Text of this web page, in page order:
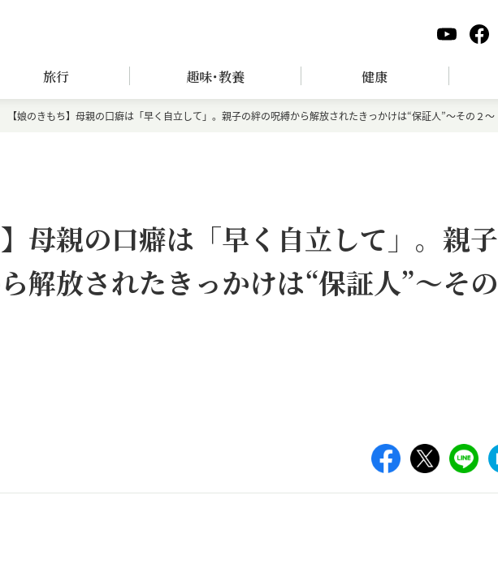
旅行 趣味･教養 健康
【娘のきもち】母親の口癖は「早く自立して」。親子の絆の呪縛から解放されたきっかけは“保証人”～その２～
】母親の口癖は「早く自立して」。親子
解放されたきっかけは“保証人”～その